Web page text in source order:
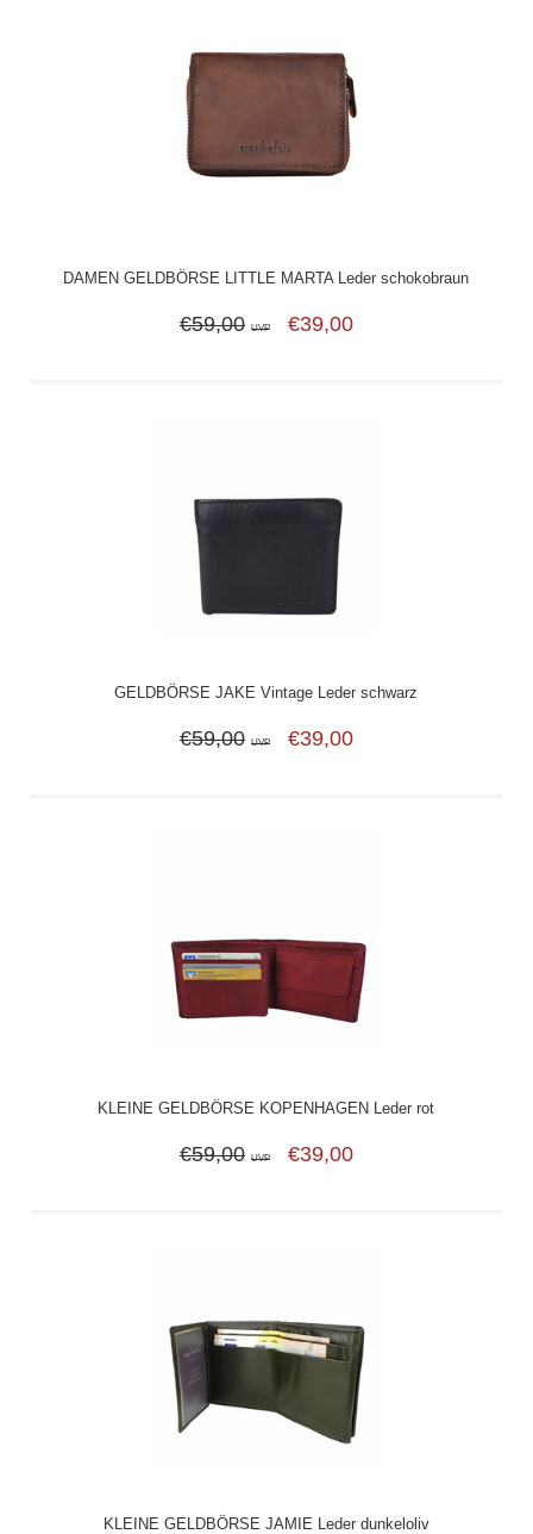
DAMEN GELDBÖRSE LITTLE MARTA Leder schokobraun
€59,00 UVP €39,00
GELDBÖRSE JAKE Vintage Leder schwarz
€59,00 UVP €39,00
KLEINE GELDBÖRSE KOPENHAGEN Leder rot
€59,00 UVP €39,00
KLEINE GELDBÖRSE JAMIE Leder dunkeloliv